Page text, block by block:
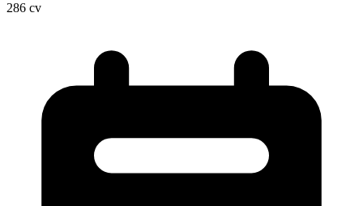
286 cv